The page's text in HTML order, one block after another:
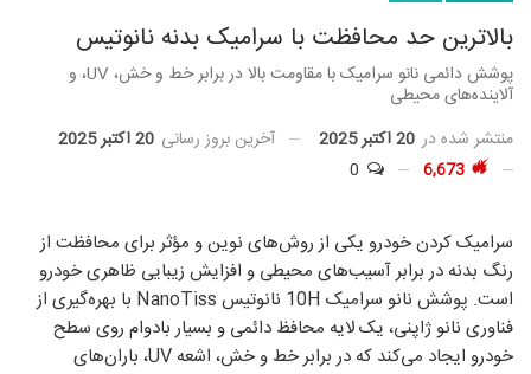
بالاترین حد محافظت با سرامیک بدنه نانوتیس
پوشش دائمی نانو سرامیک با مقاومت بالا در برابر خط و خش، UV، و
آلاینده‌های محیطی
منتشر شده در 20 اکتبر 2025 آخرین بروز رسانی 20 اکتبر 2025
سرامیک کردن خودرو یکی از روش‌های نوین و مؤثر برای محافظت از
رنگ بدنه در برابر آسیب‌های محیطی و افزایش زیبایی ظاهری خودرو
است. پوشش نانو سرامیک 10H نانوتیس NanoTiss با بهره‌گیری از
فناوری نانو ژاپنی، یک لایه محافظ دائمی و بسیار بادوام روی سطح
خودرو ایجاد می‌کند که در برابر خط و خش، اشعه UV، باران‌های